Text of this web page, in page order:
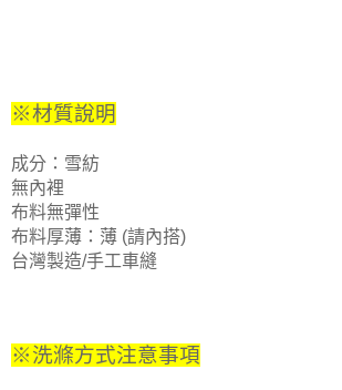
※材質說明
成分：雪紡
無內裡
布料無彈性
布料厚薄：薄 (請內搭)
台灣製造/手工車縫
※洗滌方式注意事項